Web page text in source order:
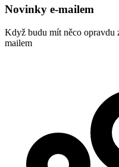
Novinky e-mailem
Když budu mít něco opravdu
mailem